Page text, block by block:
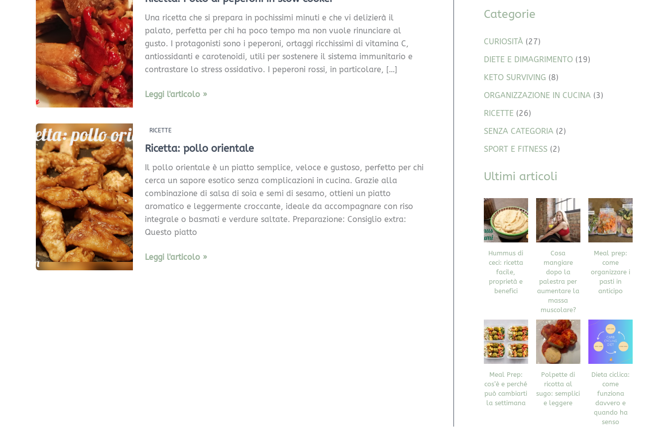
Una ricetta che si prepara in pochissimi minuti e che vi delizierà il
palato, perfetta per chi ha poco tempo ma non vuole rinunciare al
gusto. I protagonisti sono i peperoni, ortaggi ricchissimi di vitamina C,
antiossidanti e carotenoidi, utili per sostenere il sistema immunitario e
contrastare lo stress ossidativo. I peperoni rossi, in particolare, […]
ai
peperoni
in
slow
cooker
Leggi l'articolo »
RICETTE
Ricetta: pollo orientale
Il pollo orientale è un piatto semplice, veloce e gustoso, perfetto per chi
cerca un sapore esotico senza complicazioni in cucina. Grazie alla
combinazione di salsa di soia e semi di sesamo, ottieni un piatto
aromatico e leggermente croccante, ideale da accompagnare con riso
integrale o basmati e verdure saltate. Preparazione: Consiglio extra:
Questo piatto
Ricetta:
pollo
orientale
Leggi l'articolo »
Categorie
CURIOSITÀ (27)
DIETE E DIMAGRIMENTO (19)
KETO SURVIVING (8)
ORGANIZZAZIONE IN CUCINA (3)
RICETTE (26)
SENZA CATEGORIA (2)
SPORT E FITNESS (2)
Ultimi articoli
Hummus di
ceci: ricetta
facile,
proprietà e
benefici
Cosa
mangiare
dopo la
palestra per
aumentare la
massa
muscolare?
Meal prep:
come
organizzare i
pasti in
anticipo
Meal Prep:
cos’è e perché
può cambiarti
la settimana
Polpette di
ricotta al
sugo: semplici
e leggere
Dieta ciclica:
come
funziona
davvero e
quando ha
senso